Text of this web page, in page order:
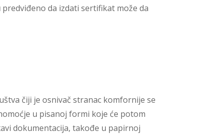
predviđeno da izdati sertifikat može da
čiji je osnivač stranac komfornije se
u pisanoj formi koje će potom
dokumentacija, takođe u papirnoj